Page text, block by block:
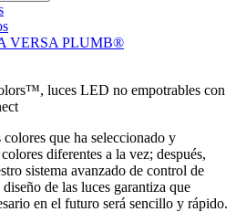
VERSA PLUMB®
luces LED no empotrables con
que ha seleccionado y
diferentes a la vez; después,
sistema avanzado de control de
de las luces garantiza que
en el futuro será sencillo y rápido.